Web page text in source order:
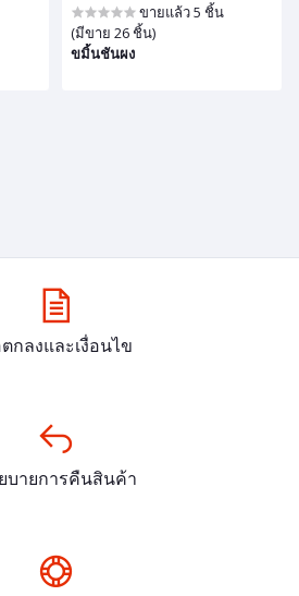
ขายแล้ว 5 ชิ้น
(มีขาย 26 ชิ้น)
ขมิ้นชันผง
กลงและเงื่อนไข
บายการคืนสินค้า